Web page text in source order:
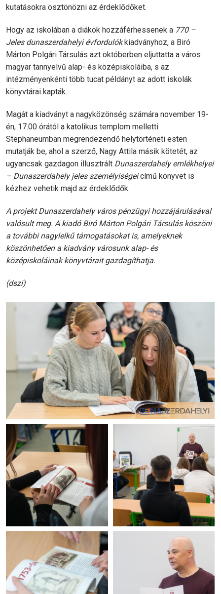
kutatásokra ösztönözni az érdeklődőket.
Hogy az iskolában a diákok hozzáférhessenek a 770 –
Jeles dunaszerdahelyi évfordulókkiadványhoz, a Biró
Márton Polgári Társulás azt októberben eljuttatta a város
magyar tannyelvű alap- és középiskoláiba, s az
intézményenkénti több tucat példányt az adott iskolák
könyvtárai kapták.
Magát a kiadványt a nagyközönség számára november 19-
én, 17.00 órától a katolikus templom melletti
Stephaneumban megrendezendő helytörténeti esten
mutatják be, ahol a szerző, Nagy Attila másik kötetét, az
ugyancsak gazdagon illusztrált Dunaszerdahely emlékhelyei
– Dunaszerdahely jeles személyiségeicímű könyvet is
kézhez vehetik majd az érdeklődők.
A projekt Dunaszerdahely város pénzügyi hozzájárulásával
valósult meg. A kiadó Biró Márton Polgári Társulás köszöni
a további nagylelkű támogatásokat is, amelyeknek
köszönhetően a kiadvány városunk alap- és
középiskoláinak könyvtárait gazdagíthatja.
(dszi)